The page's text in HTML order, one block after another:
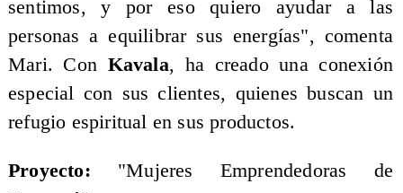
sentimos, y por eso quiero ayudar a las
personas a equilibrar sus energías", comenta
Mari. Con Kavala, ha creado una conexión
especial con sus clientes, quienes buscan un
refugio espiritual en sus productos.
Proyecto: "Mujeres Emprendedoras de